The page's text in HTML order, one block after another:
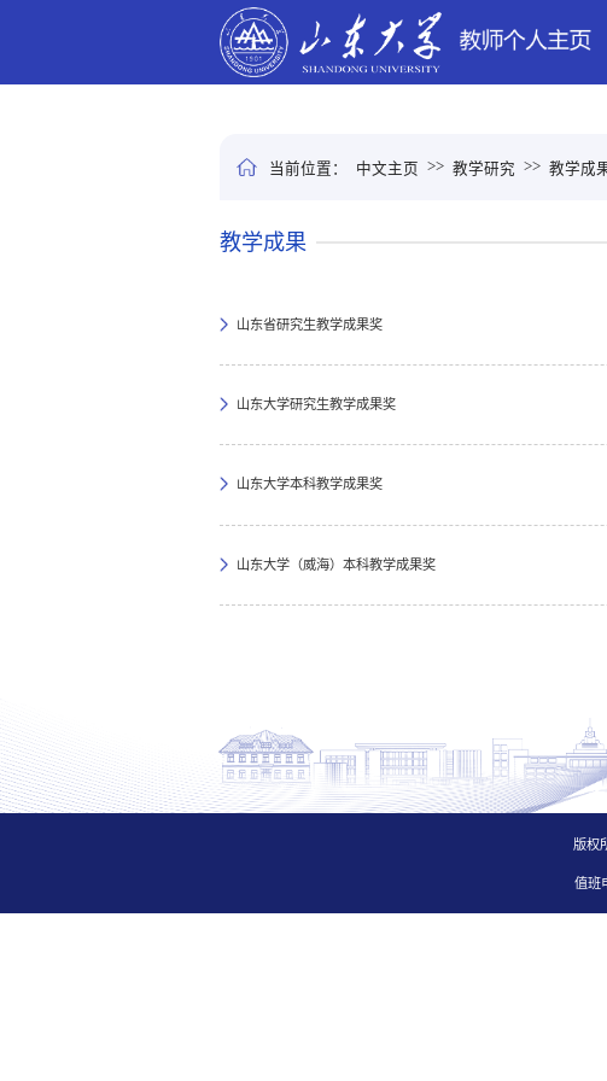
当前位置： 中文主页 >> 教学研究 >> 教学成
教学成果
山东省研究生教学成果奖
山东大学研究生教学成果奖
山东大学本科教学成果奖
山东大学（威海）本科教学成果奖
版权
值班